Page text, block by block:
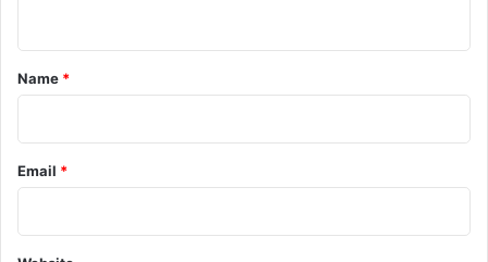
*
Name *
Email *